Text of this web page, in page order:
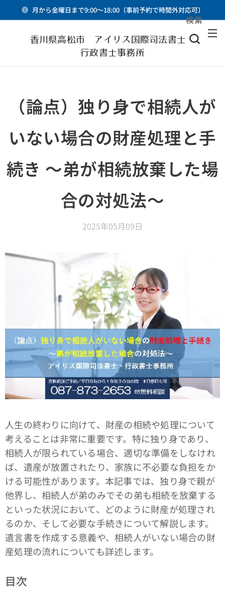
月から金曜日まで9:00～18:00（事前予約で時間外対応可）
香川県高松市 アイリス国際司法書士・
行政書士事務所
検索
（論点）独り身で相続人が
いない場合の財産処理と手
続き 〜弟が相続放棄した場
合の対処法〜
2025年05月09日
人生の終わりに向けて、財産の相続や処理について
考えることは非常に重要です。特に独り身であり、
相続人が限られている場合、適切な準備をしなけれ
ば、遺産が放置されたり、家族に不必要な負担をか
ける可能性があります。本記事では、独り身で親が
他界し、相続人が弟のみでその弟も相続を放棄する
といった状況において、どのように財産が処理され
るのか、そして必要な手続きについて解説します。
遺言書を作成する意義や、相続人がいない場合の財
産処理の流れについても詳述します。
目次